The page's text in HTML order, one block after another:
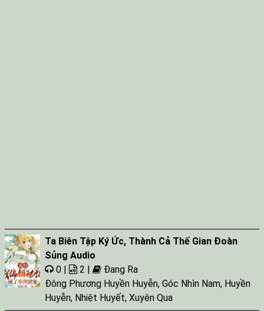
Ta Biên Tập Ký Ức, Thành Cả Thế Gian Đoàn
Sủng Audio
0 |
2 |
Đang Ra
Đông Phương Huyền Huyễn, Góc Nhìn Nam, Huyền
Huyễn, Nhiệt Huyết, Xuyên Qua